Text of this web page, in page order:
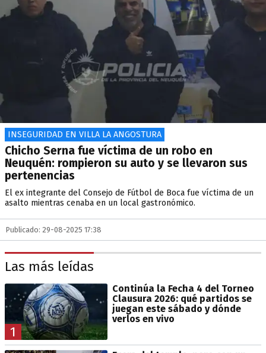
INSEGURIDAD EN VILLA LA ANGOSTURA
Chicho Serna fue víctima de un robo en
Neuquén: rompieron su auto y se llevaron sus
pertenencias
El ex integrante del Consejo de Fútbol de Boca fue víctima de un
asalto mientras cenaba en un local gastronómico.
Publicado: 29-08-2025 17:38
Las más leídas
1
Continúa la Fecha 4 del Torneo
Clausura 2026: qué partidos se
juegan este sábado y dónde
verlos en vivo